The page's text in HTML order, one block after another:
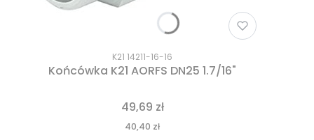
K21 14211-16-16
Końcówka K21 AORFS DN25 1.7/16"
49,69 zł
40,40 zł